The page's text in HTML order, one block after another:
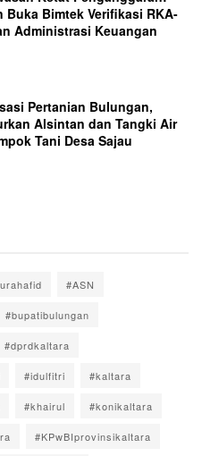
Bimtek Verifikasi RKA-
Administrasi Keuangan
Pertanian Bulungan,
Alsintan dan Tangki Air
Tani Desa Sajau
#ASN
#bupatibulungan
#dprdkaltara
#idulfitri #kaltara
#khairul #konikaltara
#KPwBIprovinsikaltara